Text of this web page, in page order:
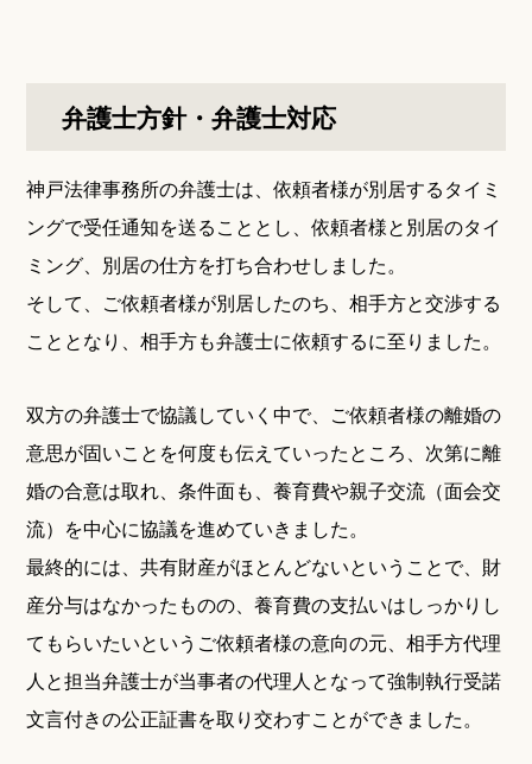
弁護士方針・弁護士対応
神戸法律事務所の弁護士は、依頼者様が別居するタイミ
ングで受任通知を送ることとし、依頼者様と別居のタイ
ミング、別居の仕方を打ち合わせしました。
そして、ご依頼者様が別居したのち、相手方と交渉する
こととなり、相手方も弁護士に依頼するに至りました。
双方の弁護士で協議していく中で、ご依頼者様の離婚の
意思が固いことを何度も伝えていったところ、次第に離
婚の合意は取れ、条件面も、養育費や親子交流（面会交
流）を中心に協議を進めていきました。
最終的には、共有財産がほとんどないということで、財
産分与はなかったものの、養育費の支払いはしっかりし
てもらいたいというご依頼者様の意向の元、相手方代理
人と担当弁護士が当事者の代理人となって強制執行受諾
文言付きの公正証書を取り交わすことができました。